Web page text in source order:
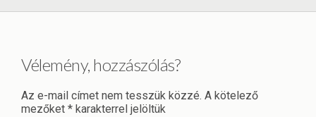
Vélemény, hozzászólás?
Az e-mail címet nem tesszük közzé. A kötelező
mezőket * karakterrel jelöltük